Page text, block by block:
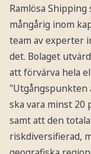
Ramlösa
mångårig inom
team av experter
det. Bolaget
att förvärva hela
"Utgångspunkten
ska vara minst 20
samt att den
riskdiversifierad,